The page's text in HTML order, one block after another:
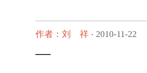
作者：刘 祥 · 2010-11-22